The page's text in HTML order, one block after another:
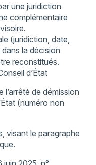
une juridiction
complémentaire
(juridiction, date,
la décision
reconstitués.
d’État
de démission
(numéro non
visant le paragraphe